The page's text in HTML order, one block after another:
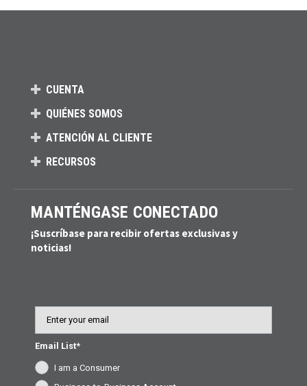
CUENTA
QUIÉNES SOMOS
ATENCIÓN AL CLIENTE
RECURSOS
MANTÉNGASE CONECTADO
¡Suscríbase para recibir ofertas exclusivas y
noticias!
Email List*
I am a Consumer